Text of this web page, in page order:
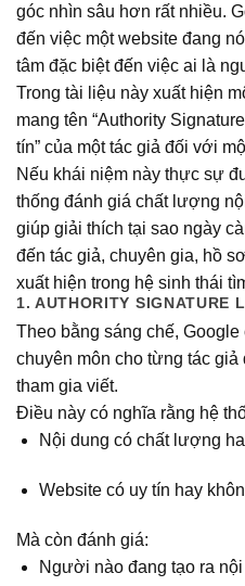
góc nhìn sâu hơn rất nhiều.
đến việc một website đang
tâm đặc biệt đến việc ai là
Trong tài liệu này xuất hiện
mang tên “Authority
tín” của một tác giả đối với
Nếu khái niệm này thực sự
thống đánh giá chất lượng
giúp giải thích tại sao ngày
đến tác giả, chuyên gia, hồ
xuất hiện trong hệ sinh thái
1. AUTHORITY SIGNATURE
Theo bằng sáng chế,
chuyên môn cho từng tác
tham gia viết.
Điều này có nghĩa rằng hệ
Nội dung có chất lượng
Website có uy tín hay
Mà còn đánh giá:
Người nào đang tạo ra